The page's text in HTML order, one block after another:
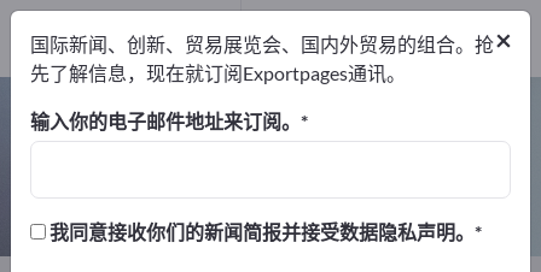
扭矩传感器 – 查找制造商和供应商
4 4
出口商4
制造商4×
国际新闻、创新、贸易展览会、国内外贸易的组合。抢
先了解信息，现在就订阅Exportpages通讯。
输入你的电子邮件地址来订阅。
我同意接收你们的新闻简报并接受数据隐私声明。